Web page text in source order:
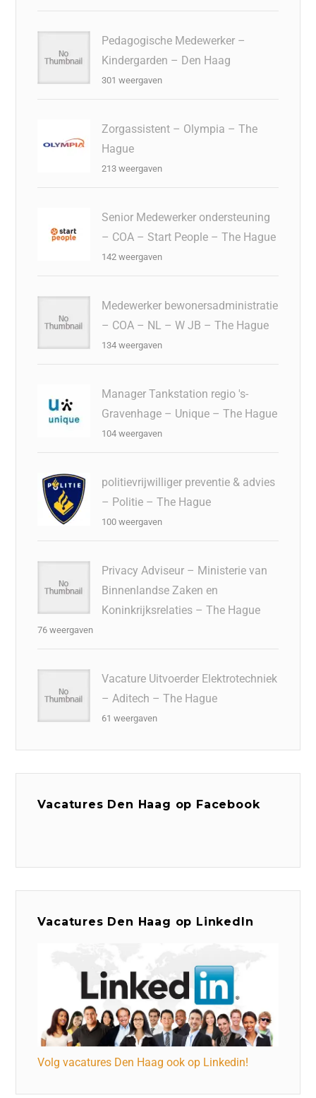
Pedagogische Medewerker –
Kindergarden – Den Haag
301 weergaven
Zorgassistent – Olympia – The
Hague
213 weergaven
Senior Medewerker ondersteuning
– COA – Start People – The Hague
142 weergaven
Medewerker bewonersadministratie
– COA – NL – W JB – The Hague
134 weergaven
Manager Tankstation regio 's-
Gravenhage – Unique – The Hague
104 weergaven
politievrijwilliger preventie & advies
– Politie – The Hague
100 weergaven
Privacy Adviseur – Ministerie van
Binnenlandse Zaken en
Koninkrijksrelaties – The Hague
76 weergaven
Vacature Uitvoerder Elektrotechniek
– Aditech – The Hague
61 weergaven
Vacatures Den Haag op Facebook
Vacatures Den Haag op LinkedIn
Volg vacatures Den Haag ook op Linkedin!